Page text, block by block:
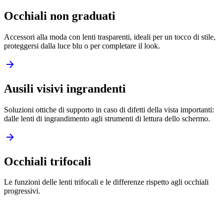
Occhiali non graduati
Accessori alla moda con lenti trasparenti, ideali per un tocco di stile,
proteggersi dalla luce blu o per completare il look.
Ausili visivi ingrandenti
Soluzioni ottiche di supporto in caso di difetti della vista importanti:
dalle lenti di ingrandimento agli strumenti di lettura dello schermo.
Occhiali trifocali
Le funzioni delle lenti trifocali e le differenze rispetto agli occhiali
progressivi.